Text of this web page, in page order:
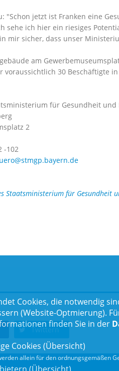
"Schon jetzt ist Franken eine
sehe ich hier ein riesiges
mir sicher, dass unser
am
voraussichtlich 30 Beschäftigte
für Gesundheit und
2
-102
Staatsministerium für Gesundheit
Twittern
Cookies, die notwendig
(Website-Optmierung).
finden Sie in der
Cookies (Übersicht)
allein für den ordnungsgemäßen